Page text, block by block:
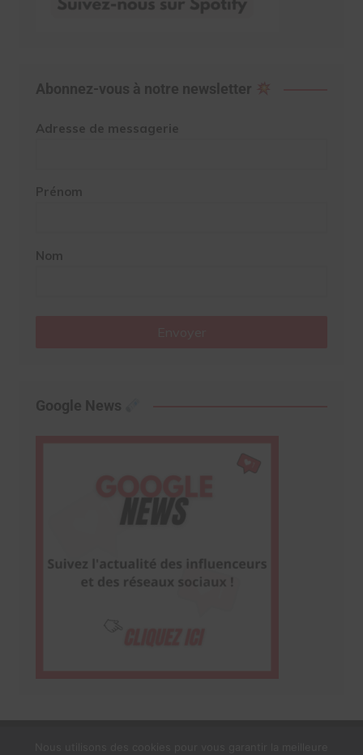
Abonnez-vous à notre newsletter
Adresse de messagerie
Prénom
Nom
Google News